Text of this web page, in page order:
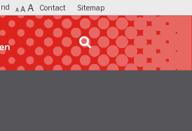
A A A Contact Sitemap